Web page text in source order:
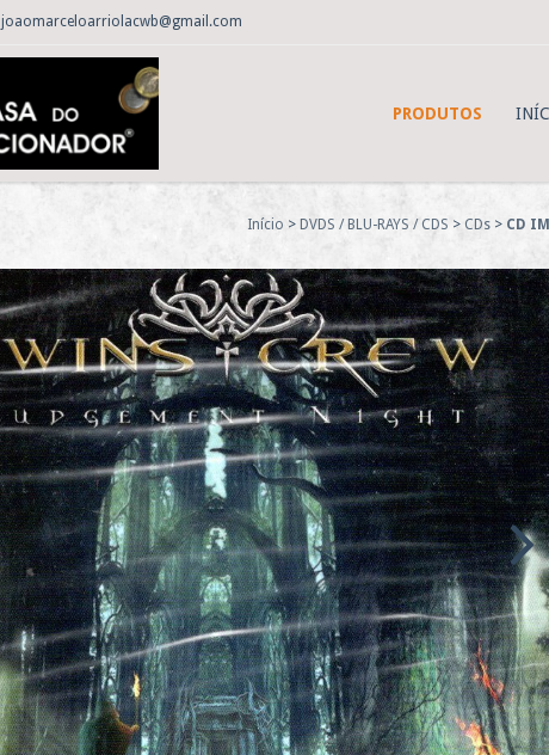
joaomarceloarriolacwb@gmail.com
PRODUTOS
Início > DVDS / BLU-RAYS / CDS > CDs > CD